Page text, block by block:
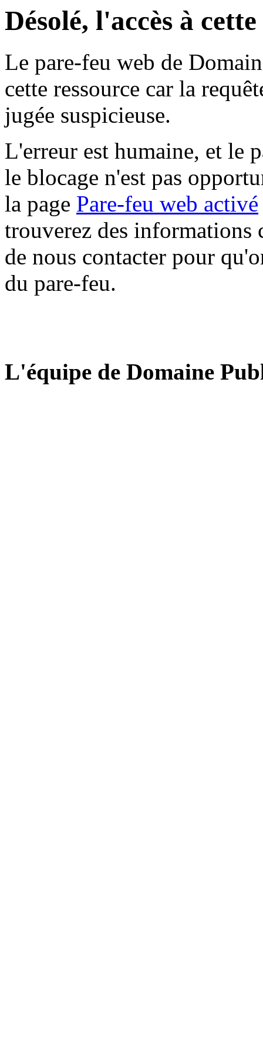
Désolé, l'accès à
Le pare-feu web de
cette ressource car la
jugée suspicieuse.
L'erreur est humaine, et le
le blocage n'est pas
la page Pare-feu web activé
trouverez des informations
de nous contacter pour
du pare-feu.
L'équipe de Domaine